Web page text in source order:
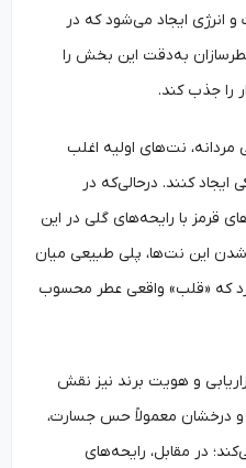
ایجاد می‌شود که در
به‌دقت این بخش را
جذب کند.
نت‌های اولیه اغلب
کنند. درحالی‌که در
با رایحه‌های گلی در این
نت‌ها، پلی طبیعی میان
«قلب» واقعی عطر محسوب
و هویت برند نیز نقش
معمولاً حس جسارت،
در مقابل، رایحه‌های